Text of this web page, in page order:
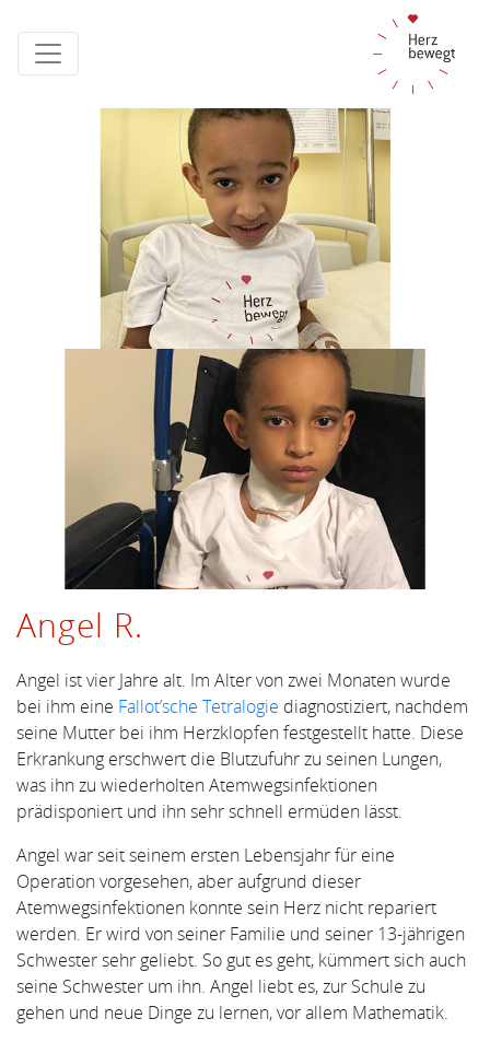
Angel R.
Angel ist vier Jahre alt. Im Alter von zwei Monaten wurde
bei ihm eine Fallot’sche Tetralogie diagnostiziert, nachdem
seine Mutter bei ihm Herzklopfen festgestellt hatte. Diese
Erkrankung erschwert die Blutzufuhr zu seinen Lungen,
was ihn zu wiederholten Atemwegsinfektionen
prädisponiert und ihn sehr schnell ermüden lässt.
Angel war seit seinem ersten Lebensjahr für eine
Operation vorgesehen, aber aufgrund dieser
Atemwegsinfektionen konnte sein Herz nicht repariert
werden. Er wird von seiner Familie und seiner 13-jährigen
Schwester sehr geliebt. So gut es geht, kümmert sich auch
seine Schwester um ihn. Angel liebt es, zur Schule zu
gehen und neue Dinge zu lernen, vor allem Mathematik.